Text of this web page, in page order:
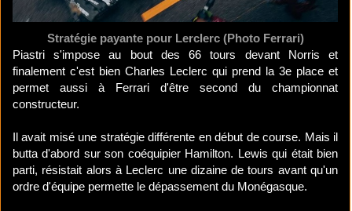
Stratégie payante pour Lerclerc (Photo Ferrari)
Piastri s'impose au bout des 66 tours devant Norris et
finalement c'est bien Charles Leclerc qui prend la 3e place et
permet aussi à Ferrari d'être second du championnat
constructeur.
Il avait misé une stratégie différente en début de course. Mais il
butta d'abord sur son coéquipier Hamilton. Lewis qui était bien
parti, résistait alors à Leclerc une dizaine de tours avant qu'un
ordre d'équipe permette le dépassement du Monégasque.